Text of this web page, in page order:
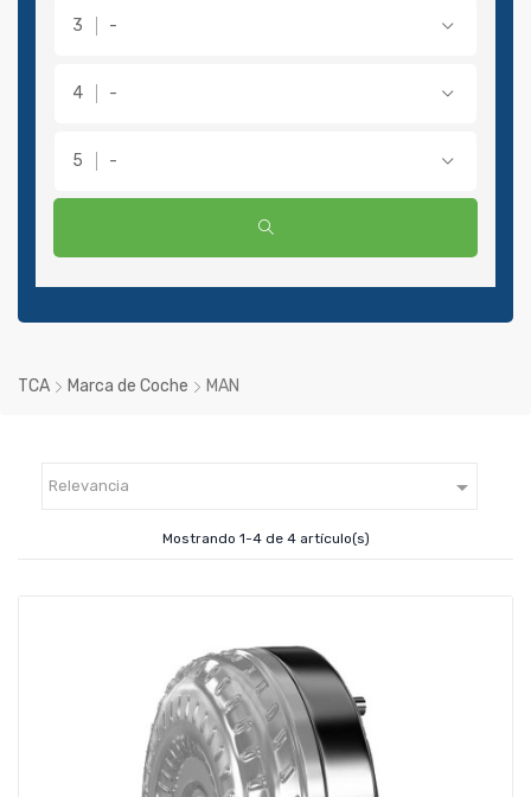
-
-
-
TCA Marca de Coche MAN
Relevancia 
Mostrando 1-4 de 4 artículo(s)